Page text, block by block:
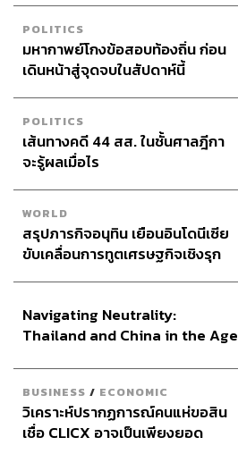
POLITICS
มหากาพย์โกงข้อสอบท้องถิ่น ก่อน
เดินหน้าสู่จุดจบในสัปดาห์นี้
POLITICS
เส้นทางคดี 44 สส. ในชั้นศาลฎีกา
จะรู้ผลเมื่อไร
WORLD
สรุปภารกิจอนุทิน เยือนอินโดนีเซีย
ขับเคลื่อนการทูตเศรษฐกิจเชิงรุก
Navigating Neutrality:
Thailand and China in the Age
BUSINESS / ECONOMIC
วิเคราะห์ปรากฏการณ์คนแห่ขอสิน
เชื่อ CLICX อาจเป็นเพียงยอด